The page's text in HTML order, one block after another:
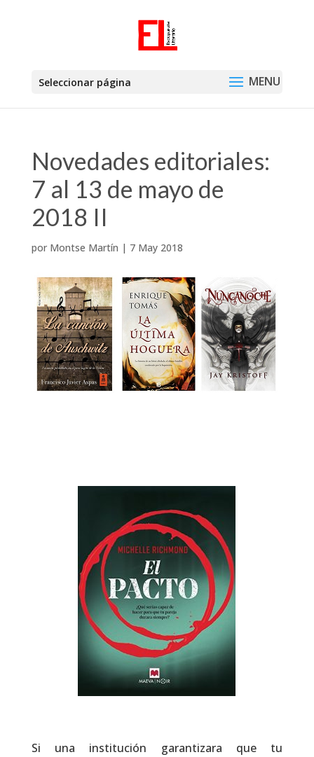
Seleccionar página
Novedades editoriales:
7 al 13 de mayo de
2018 II
por Montse Martín | 7 May 2018
Si una institución garantizara que tu